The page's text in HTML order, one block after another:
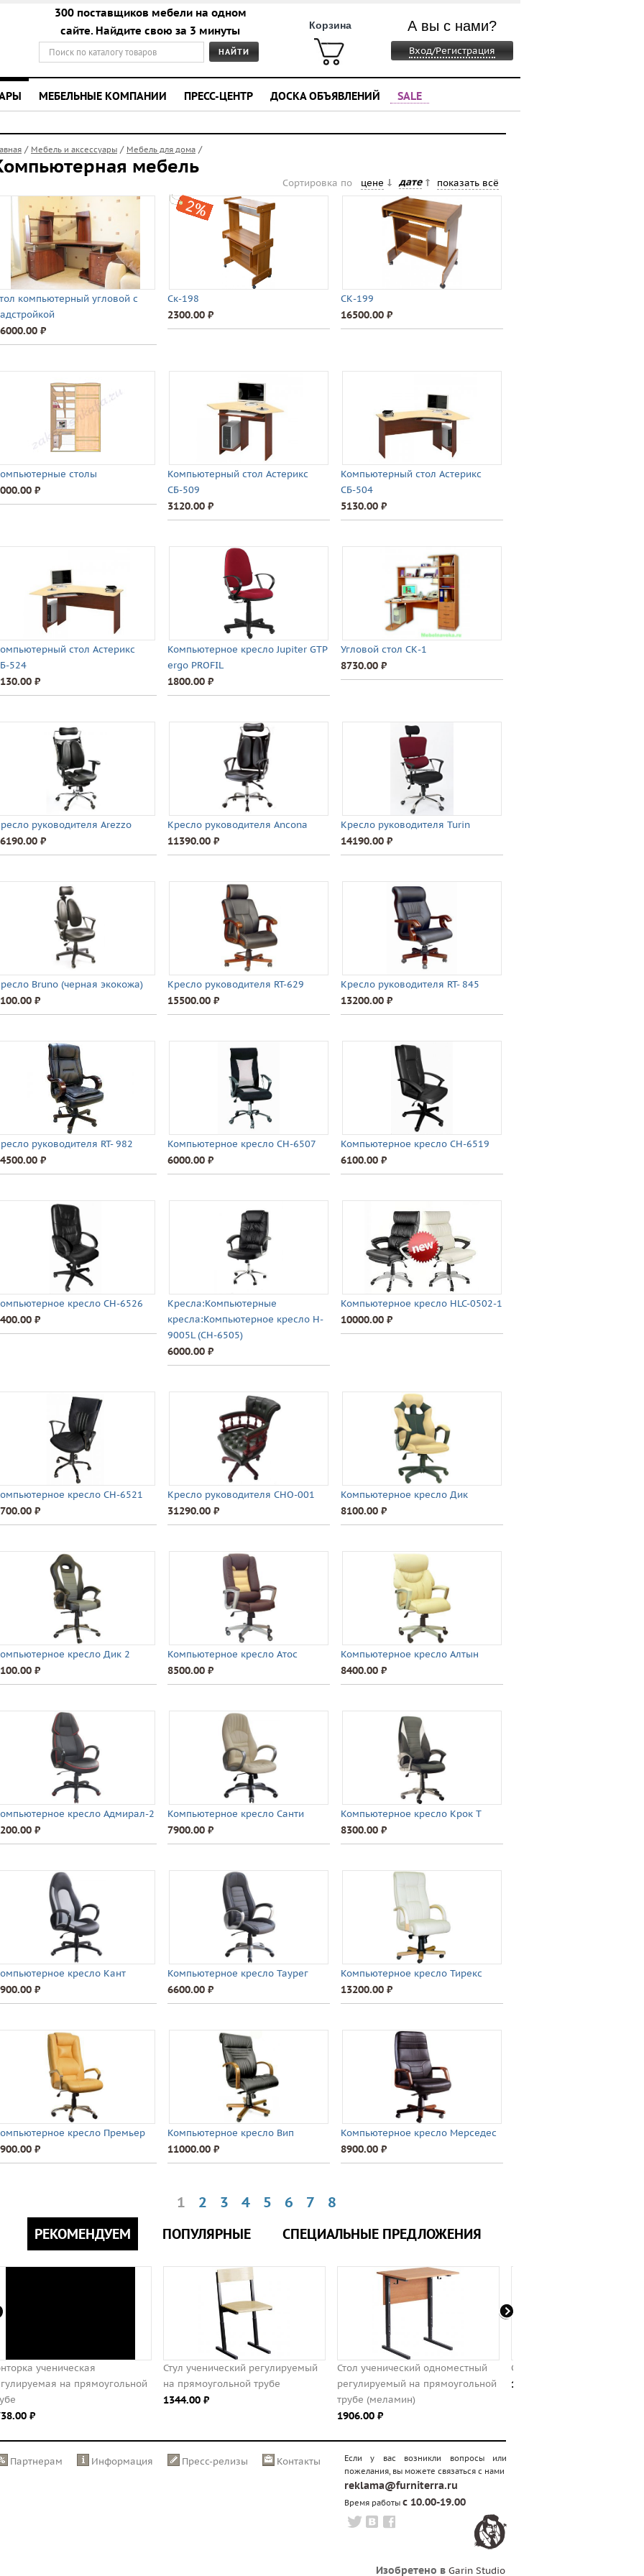
300 поставщиков мебели на одном
сайте. Найдите свою за 3 минуты
Корзина А вы с нами?
Вход/Регистрация
МЕБЕЛЬНЫЕ КОМПАНИИ ПРЕСС-ЦЕНТР ДОСКА ОБЪЯВЛЕНИЙ SALE
/ Мебель и аксессуары / Мебель для дома /
мебель
Сортировка по цене дате показать всё
компьютерный угловой с
⃏
Ск-198
2300.00 ⃏
СК-199
16500.00 ⃏
столы
⃏
Компьютерный стол Астерикс
СБ-509
3120.00 ⃏
Компьютерный стол Астерикс
СБ-504
5130.00 ⃏
стол Астерикс
524
⃏
Компьютерное кресло Jupiter GTP
ergo PROFIL
1800.00 ⃏
Угловой стол СК-1
8730.00 ⃏
руководителя Arezzo
⃏
Кресло руководителя Ancona
11390.00 ⃏
Кресло руководителя Turin
14190.00 ⃏
Bruno (черная экокожа)
⃏
Кресло руководителя RT-629
15500.00 ⃏
Кресло руководителя RT- 845
13200.00 ⃏
руководителя RT- 982
⃏
Компьютерное кресло СН-6507
6000.00 ⃏
Компьютерное кресло CH-6519
6100.00 ⃏
кресло CH-6526
⃏
Кресла:Компьютерные
кресла:Компьютерное кресло H-
9005L (CH-6505)
6000.00 ⃏
Компьютерное кресло HLC-0502-1
10000.00 ⃏
кресло СН-6521
⃏
Кресло руководителя CHO-001
31290.00 ⃏
Компьютерное кресло Дик
8100.00 ⃏
кресло Дик 2
⃏
Компьютерное кресло Атос
8500.00 ⃏
Компьютерное кресло Алтын
8400.00 ⃏
кресло Адмирал-2
⃏
Компьютерное кресло Санти
7900.00 ⃏
Компьютерное кресло Крок Т
8300.00 ⃏
кресло Кант
⃏
Компьютерное кресло Таурег
6600.00 ⃏
Компьютерное кресло Тирекс
13200.00 ⃏
кресло Премьер
⃏
Компьютерное кресло Вип
11000.00 ⃏
Компьютерное кресло Мерседес
8900.00 ⃏
1 2 3 4 5 6 7
8
РЕКОМЕНДУЕМ
ПОПУЛЯРНЫЕ СПЕЦИАЛЬНЫЕ ПРЕДЛОЖЕНИЯ
ученический регулируемый
прямоугольной трубе
⃏
Стол ученический одноместный
регулируемый на прямоугольной
трубе (меламин)
Стул для школьника "ЭКСТРА"
1978.00 ⃏
Партнерам Информация Пресс-релизы Контакты
Если у вас возникли вопросы или
пожелания, вы можете связаться с нами
reklama@furniterra.ru
Время работы с 10.00-19.00
Изобретено в Garin Studio